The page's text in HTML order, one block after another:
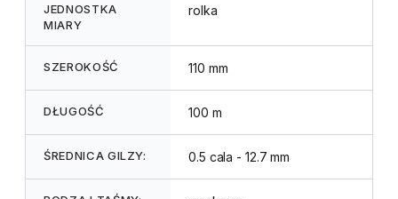
JEDNOSTKA
MIARY
rolka
SZEROKOŚĆ 110 mm
DŁUGOŚĆ 100 m
ŚREDNICA GILZY: 0.5 cala - 12.7 mm